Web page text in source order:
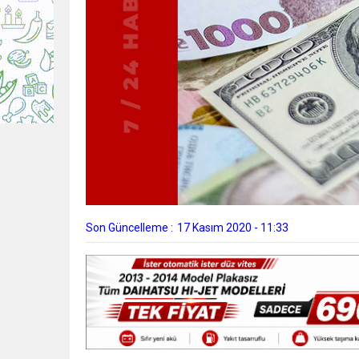
Son Güncelleme : 17 Kasım 2020 - 11:33